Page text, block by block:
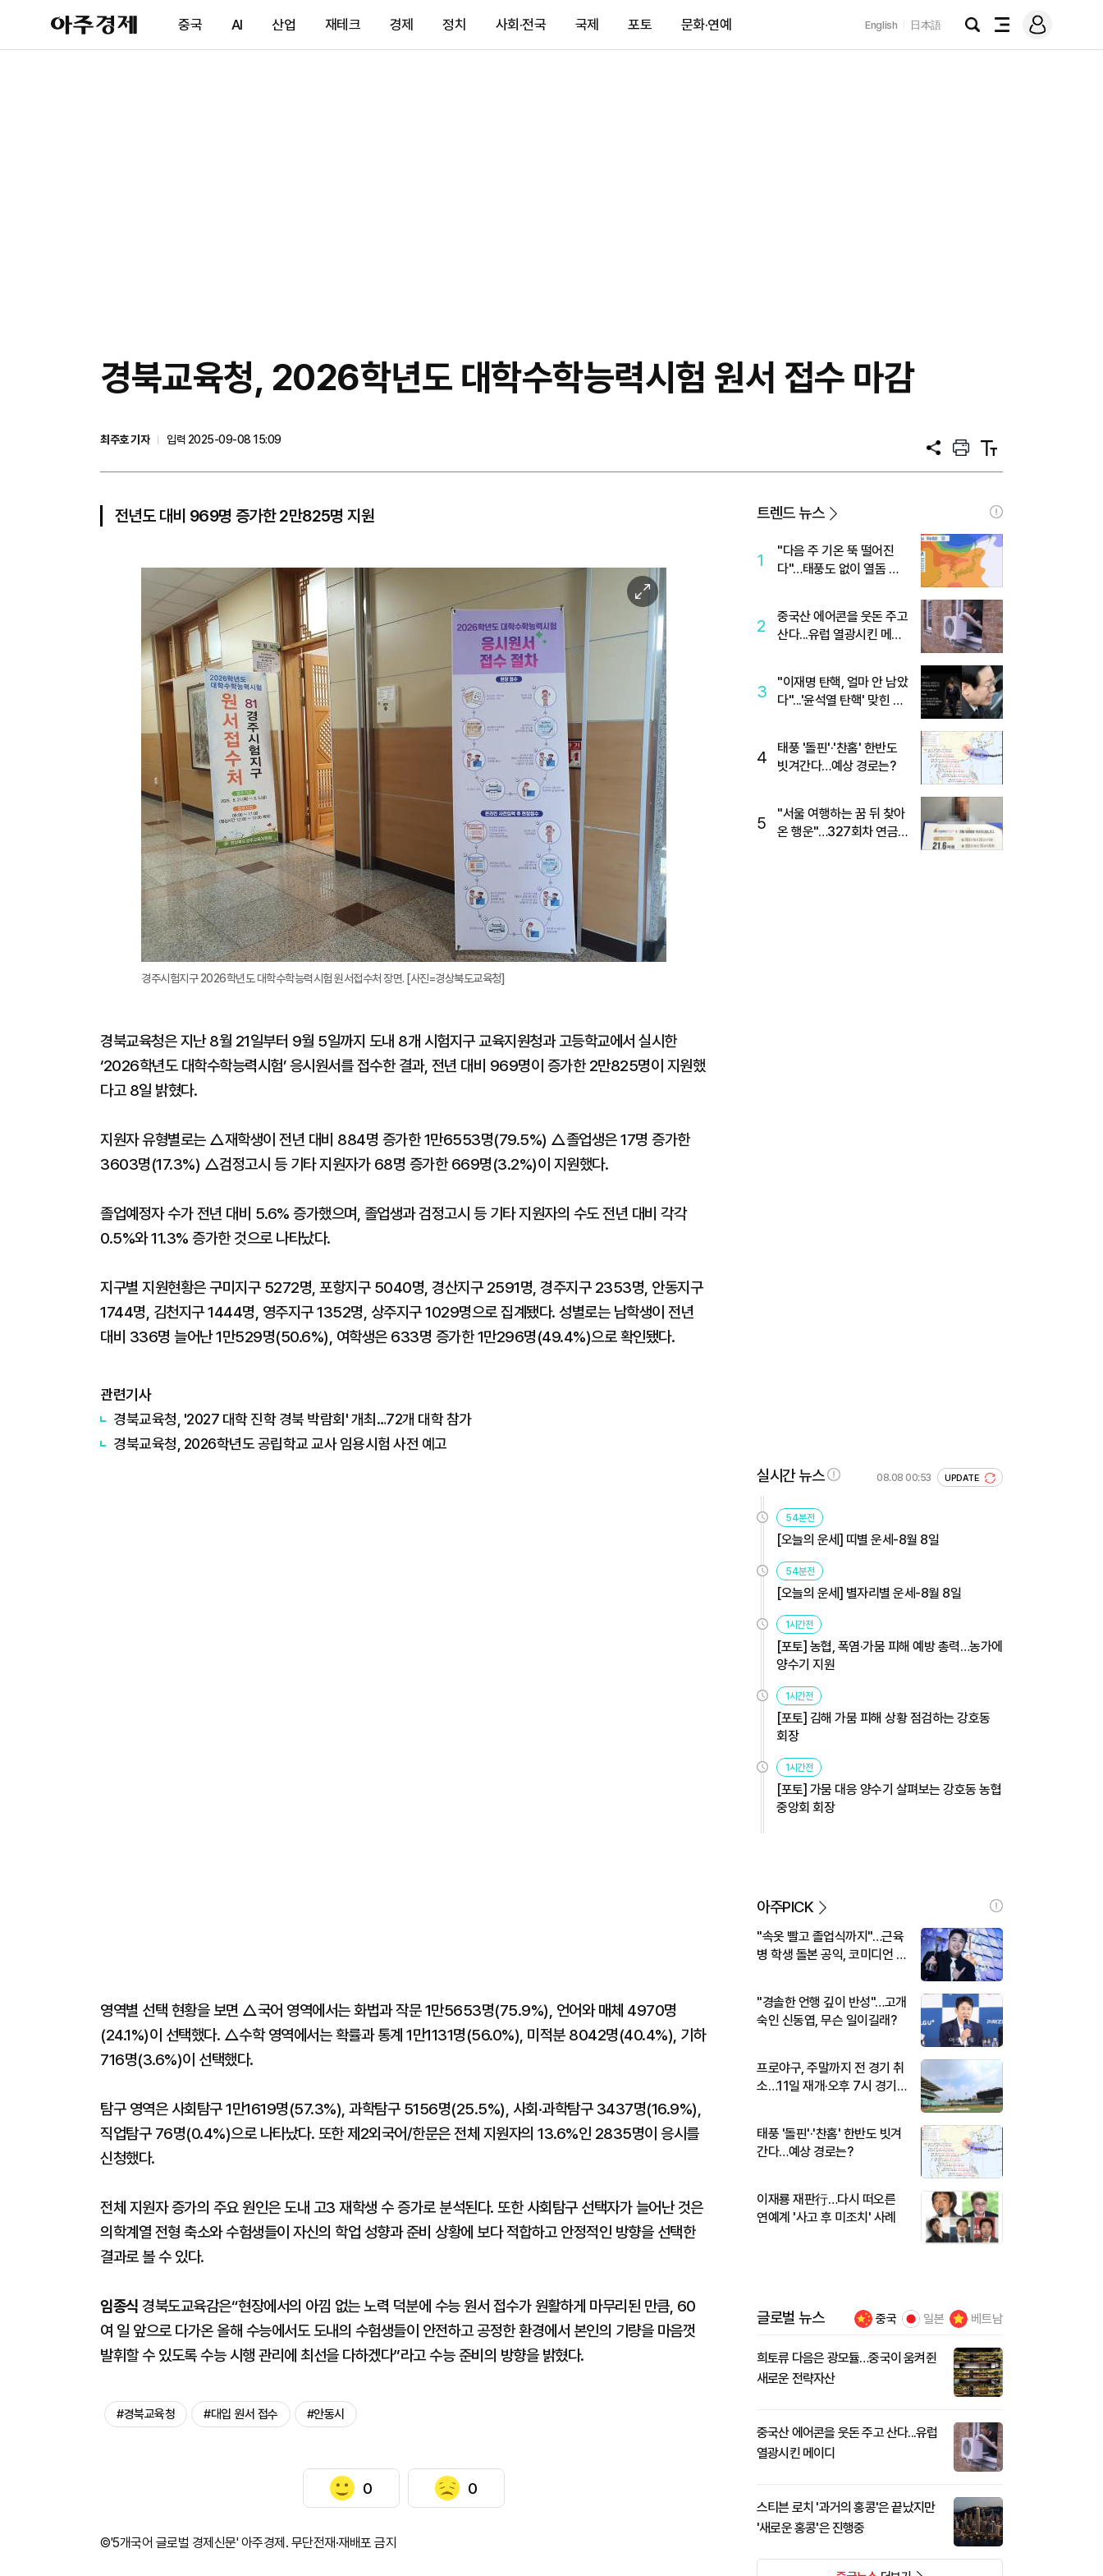
아
주
제
중국 AI 산업 재테크 경제 정치 사회·전국 국제 포토 문화·연예 English 日本語
검
전
메
그
경북교육청, 2026학년도 대학수학능력시험 원서 접수 마감
최주호 기자
입력 2025-09-08 15:09
공
프
트
텍
트
전년도 대비 969명 증가한 2만825명 지원
이
미
지
경주시험지구 2026학년도 대학수학능력시험 원서접수처 장면. [사진=경상북도교육청]
경북교육청은 지난 8월 21일부터 9월 5일까지 도내 8개 시험지구 교육지원청과 고등학교에서 실시한
‘2026학년도 대학수학능력시험’ 응시원서를 접수한 결과, 전년 대비 969명이 증가한 2만825명이 지원했
다고 8일 밝혔다.
지원자 유형별로는 △재학생이 전년 대비 884명 증가한 1만6553명(79.5%) △졸업생은 17명 증가한
3603명(17.3%) △검정고시 등 기타 지원자가 68명 증가한 669명(3.2%)이 지원했다.
졸업예정자 수가 전년 대비 5.6% 증가했으며, 졸업생과 검정고시 등 기타 지원자의 수도 전년 대비 각각
0.5%와 11.3% 증가한 것으로 나타났다.
지구별 지원현황은 구미지구 5272명, 포항지구 5040명, 경산지구 2591명, 경주지구 2353명, 안동지구
1744명, 김천지구 1444명, 영주지구 1352명, 상주지구 1029명으로 집계됐다. 성별로는 남학생이 전년
대비 336명 늘어난 1만529명(50.6%), 여학생은 633명 증가한 1만296명(49.4%)으로 확인됐다.
관련기사
경북교육청, '2027 대학 진학 경북 박람회' 개최…72개 대학 참가
경북교육청, 2026학년도 공립학교 교사 임용시험 사전 예고
영역별 선택 현황을 보면 △국어 영역에서는 화법과 작문 1만5653명(75.9%), 언어와 매체 4970명
(24.1%)이 선택했다. △수학 영역에서는 확률과 통계 1만1131명(56.0%), 미적분 8042명(40.4%), 기하
716명(3.6%)이 선택했다.
탐구 영역은 사회탐구 1만1619명(57.3%), 과학탐구 5156명(25.5%), 사회·과학탐구 3437명(16.9%),
직업탐구 76명(0.4%)으로 나타났다. 또한 제2외국어/한문은 전체 지원자의 13.6%인 2835명이 응시를
신청했다.
전체 지원자 증가의 주요 원인은 도내 고3 재학생 수 증가로 분석된다. 또한 사회탐구 선택자가 늘어난 것은
의학계열 전형 축소와 수험생들이 자신의 학업 성향과 준비 상황에 보다 적합하고 안정적인 방향을 선택한
결과로 볼 수 있다.
임종식 경북도교육감은“현장에서의 아낌 없는 노력 덕분에 수능 원서 접수가 원활하게 마무리된 만큼, 60
여 일 앞으로 다가온 올해 수능에서도 도내의 수험생들이 안전하고 공정한 환경에서 본인의 기량을 마음껏
발휘할 수 있도록 수능 시행 관리에 최선을 다하겠다”라고 수능 준비의 방향을 밝혔다.
#경북교육청 #대입 원서 접수 #안동시
0 0
©'5개국어 글로벌 경제신문' 아주경제. 무단전재·재배포 금지
트렌드 뉴스
1
"다음 주 기온 뚝 떨어진
다"…태풍도 없이 열돔 박
2
중국산 에어콘을 웃돈 주고
산다...유럽 열광시킨 메이
3
"이재명 탄핵, 얼마 안 남았
다"...'윤석열 탄핵' 맞힌 무
4
태풍 '돌핀'·'찬홈' 한반도
빗겨간다…예상 경로는?
5
"서울 여행하는 꿈 뒤 찾아
온 행운"…327회차 연금
실시간 뉴스 08.08 00:53 UPDATE
54분전
[오늘의 운세] 띠별 운세-8월 8일
54분전
[오늘의 운세] 별자리별 운세-8월 8일
1시간전
[포토] 농협, 폭염·가뭄 피해 예방 총력…농가에
양수기 지원
1시간전
[포토] 김해 가뭄 피해 상황 점검하는 강호동
회장
1시간전
[포토] 가뭄 대응 양수기 살펴보는 강호동 농협
중앙회 회장
아주PICK
"속옷 빨고 졸업식까지"…근육
병 학생 돌본 공익, 코미디언 김
"경솔한 언행 깊이 반성"…고개
숙인 신동엽, 무슨 일이길래?
프로야구, 주말까지 전 경기 취
소…11일 재개·오후 7시 경기
태풍 '돌핀'·'찬홈' 한반도 빗겨
간다…예상 경로는?
이재룡 재판行…다시 떠오른
연예계 '사고 후 미조치' 사례
글로벌 뉴스 중국 일본 베트남
희토류 다음은 광모듈…중국이 움켜쥔
새로운 전략자산
중국산 에어콘을 웃돈 주고 산다...유럽
열광시킨 메이디
스티븐 로치 '과거의 홍콩'은 끝났지만
'새로운 홍콩'은 진행중